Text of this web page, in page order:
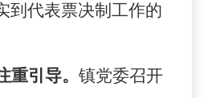
到代表票决制工作的
重引导。 镇党委召开